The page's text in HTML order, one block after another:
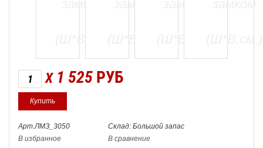
X 1 525 РУБ
Арт.ЛМЗ_3050
Склад: Большой запас
В избранное
В сравнение